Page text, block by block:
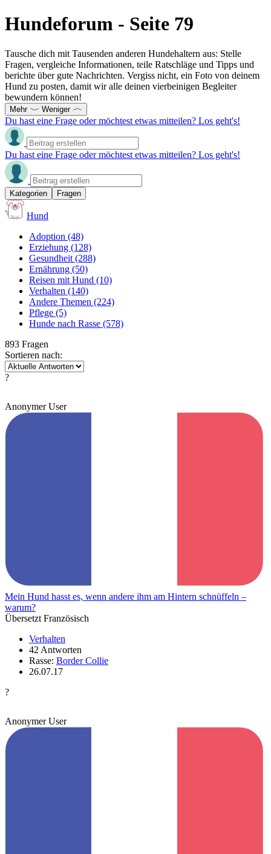
Hundeforum - Seite 79
Tausche dich mit Tausenden anderen Hundehaltern aus: Stelle
Fragen, vergleiche Informationen, teile Ratschläge und Tipps und
berichte über gute Nachrichten. Vergiss nicht, ein Foto von deinem
Hund zu posten, damit wir alle deinen vierbeinigen Begleiter
bewundern können!
Mehr Weniger
Du hast eine Frage oder möchtest etwas mitteilen? Los geht's!
Du hast eine Frage oder möchtest etwas mitteilen? Los geht's!
Kategorien Fragen
Hund
Adoption (48)
Erziehung (128)
Gesundheit (288)
Ernährung (50)
Reisen mit Hund (10)
Verhalten (140)
Andere Themen (224)
Pflege (5)
Hunde nach Rasse (578)
893 Fragen
Sortieren nach:
?
Anonymer User
Mein Hund hasst es, wenn andere ihm am Hintern schnüffeln –
warum?
Übersetzt Französisch
Verhalten
42 Antworten
Rasse: Border Collie
26.07.17
?
Anonymer User